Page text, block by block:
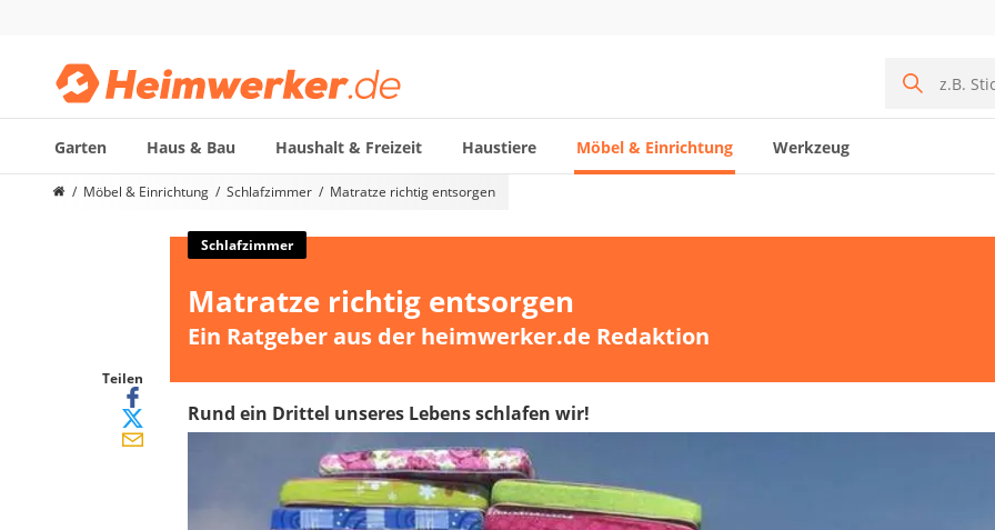
Garten Haus & Bau Haushalt & Freizeit Haustiere Möbel & Einrichtung Werkzeug
Die beliebtesten Vergleiche nach Kategorie
Spülrandloses WC
Daunendecken
Backofen
HiFi-Lautsprecher
Möbel & Einrichtung Schlafzimmer Matratze richtig entsorgen
Teilen
Schlafzimmer
Matratze richtig entsorgen
Ein Ratgeber aus der heimwerker.de Redaktion
Rund ein Drittel unseres Lebens schlafen wir!